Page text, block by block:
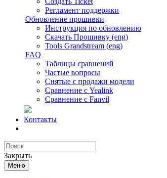
Регламент поддержки
Обновление прошивки
Инструкция по обновлению
Скачать Прошивку (eng)
Tools Grandstream (eng)
FAQ
Таблицы сравнений
Частые вопросы
Снятые с продажи модели
Сравнение с Yealink
Сравнение с Fanvil
Контакты
Закрыть
Меню